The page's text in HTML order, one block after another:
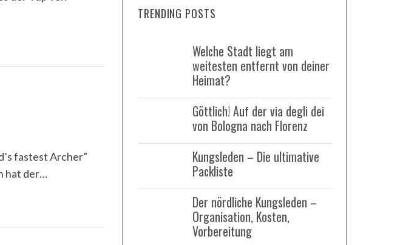
fastest Archer”
hat der…
c
:
TRENDING POSTS
Welche Stadt liegt am
weitesten entfernt von deiner
Heimat?
Göttlich! Auf der via degli dei
von Bologna nach Florenz
Kungsleden – Die ultimative
Packliste
Der nördliche Kungsleden –
Organisation, Kosten,
Vorbereitung